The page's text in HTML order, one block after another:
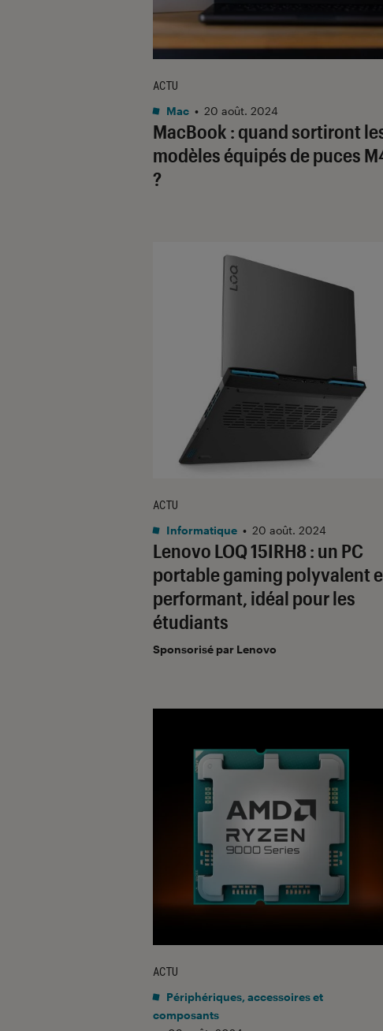
MacBook : quand sortiront
modèles équipés de puces
?
ACTU
Mac • 20 août. 2024
Lenovo LOQ 15IRH8 : un PC
portable gaming polyvalent
performant, idéal pour les
étudiants
ACTU
Informatique • 20 août. 2024
Sponsorisé par Lenovo
ACTU
Périphériques, accessoires et
composants